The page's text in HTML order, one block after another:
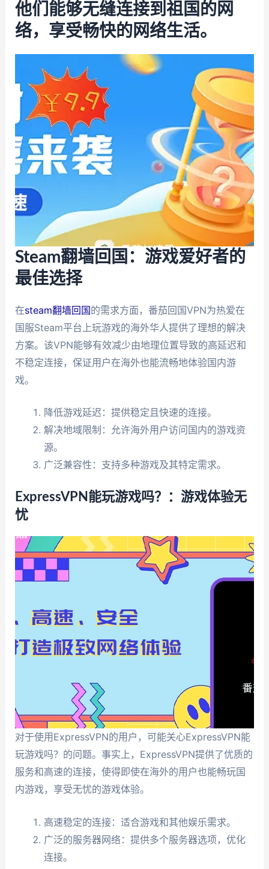
他们能够无缝连接到祖国的网
络，享受畅快的网络生活。
Steam翻墙回国：游戏爱好者的
最佳选择
在steam翻墙回国的需求方面，番茄回国VPN为热爱在
国服Steam平台上玩游戏的海外华人提供了理想的解决
方案。该VPN能够有效减少由地理位置导致的高延迟和
不稳定连接，保证用户在海外也能流畅地体验国内游
戏。
降低游戏延迟：提供稳定且快速的连接。
解决地域限制：允许海外用户访问国内的游戏资
源。
广泛兼容性：支持多种游戏及其特定需求。
ExpressVPN能玩游戏吗？：游戏体验无
忧
对于使用ExpressVPN的用户，可能关心ExpressVPN能
玩游戏吗？的问题。事实上，ExpressVPN提供了优质的
服务和高速的连接，使得即使在海外的用户也能畅玩国
内游戏，享受无忧的游戏体验。
高速稳定的连接：适合游戏和其他娱乐需求。
广泛的服务器网络：提供多个服务器选项，优化
连接。